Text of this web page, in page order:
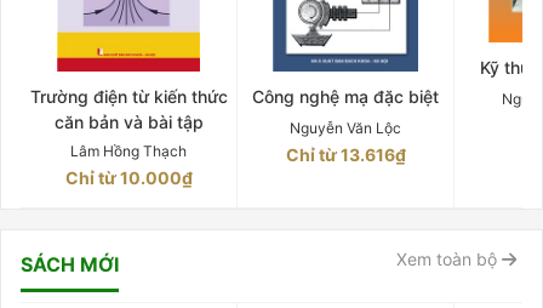
Trường điện từ kiến thức
căn bản và bài tập
Lâm Hồng Thạch
Chỉ từ 10.000₫
Công nghệ mạ đặc biệt
Nguyễn Văn Lộc
Chỉ từ 13.616₫
Kỹ
SÁCH MỚI Xem toàn bộ